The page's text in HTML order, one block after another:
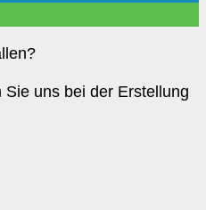
uns bei der Erstellung